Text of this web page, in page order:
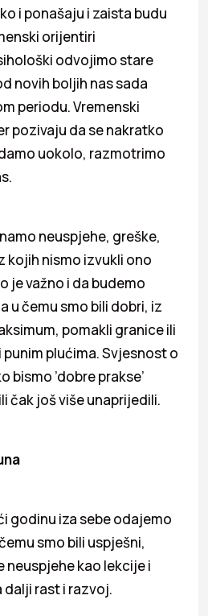
i ponašaju i zaista budu
orijentiri
odvojimo stare
novih boljih nas sada
periodu. Vremenski
pozivaju da se nakratko
uokolo, razmotrimo
neuspjehe, greške,
kojih nismo izvukli ono
je važno i da budemo
u čemu smo bili dobri, iz
pomakli granice ili
plućima. Svjesnost o
bismo ’dobre prakse’
čak još više unaprijedili.
godinu iza sebe odajemo
smo bili uspješni,
neuspjehe kao lekcije i
rast i razvoj.